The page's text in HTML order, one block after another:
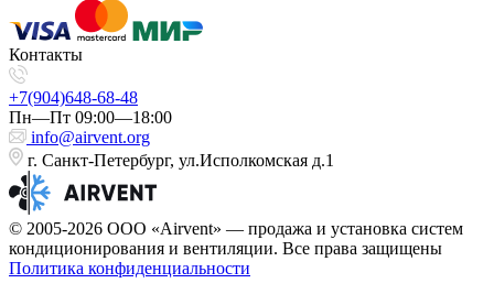
Контакты
+7(904)648-68-48
Пн—Пт 09:00—18:00
info@airvent.org
г. Санкт-Петербург, ул.Исполкомская д.1
© 2005-2026 ООО «Airvent» — продажа и установка систем
кондиционирования и вентиляции. Все права защищены
Политика конфиденциальности